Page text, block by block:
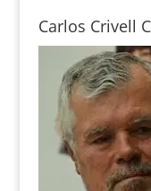
Carlos Crivell